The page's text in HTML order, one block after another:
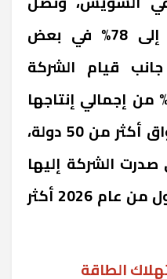
نسبة المكون المحلي إلى 78% في بعض
قيام الشركة
ما يقرب من 25% من إجمالي إنتاجها
خلال عام 2025 إلى أسواق أكثر من 50 دولة،
صدرت الشركة إليها
منتجاتها في النصف الأول من عام 2026 أكثر
الطاقة